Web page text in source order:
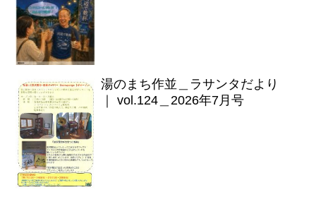
湯のまち作並＿ラサンタだより
｜ vol.124＿2026年7月号